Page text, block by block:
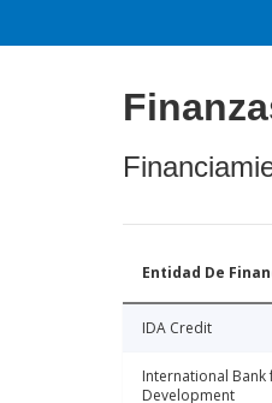
Entidad De
IDA Credit
International
Development